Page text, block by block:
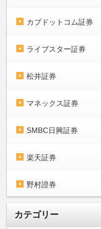
カブドットコム証券
ライブスター証券
松井証券
マネックス証券
SMBC日興証券
楽天証券
野村證券
カテゴリー